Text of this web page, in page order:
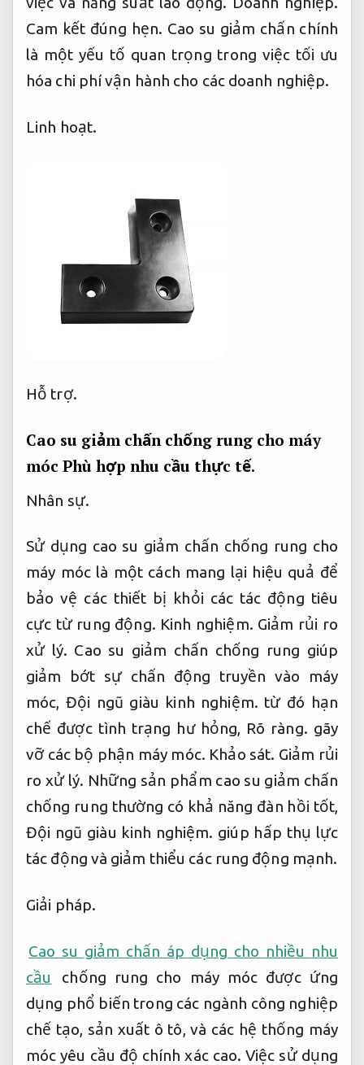
Cam kết đúng hẹn. Cao su giảm chấn chính
là một yếu tố quan trọng trong việc tối ưu
hóa chi phí vận hành cho các doanh nghiệp.
Linh hoạt.
Hỗ trợ.
Cao su giảm chấn chống rung cho máy
móc Phù hợp nhu cầu thực tế.
Nhân sự.
Sử dụng cao su giảm chấn chống rung cho
máy móc là một cách mang lại hiệu quả để
bảo vệ các thiết bị khỏi các tác động tiêu
cực từ rung động. Kinh nghiệm. Giảm rủi ro
xử lý. Cao su giảm chấn chống rung giúp
giảm bớt sự chấn động truyền vào máy
móc, Đội ngũ giàu kinh nghiệm. từ đó hạn
chế được tình trạng hư hỏng, Rõ ràng. gãy
vỡ các bộ phận máy móc. Khảo sát. Giảm rủi
ro xử lý. Những sản phẩm cao su giảm chấn
chống rung thường có khả năng đàn hồi tốt,
Đội ngũ giàu kinh nghiệm. giúp hấp thụ lực
tác động và giảm thiểu các rung động mạnh.
Giải pháp.
Cao su giảm chấn áp dụng cho nhiều nhu
cầu
chống rung cho máy móc được ứng
dụng phổ biến trong các ngành công nghiệp
chế tạo, sản xuất ô tô, và các hệ thống máy
móc yêu cầu độ chính xác cao. Việc sử dụng